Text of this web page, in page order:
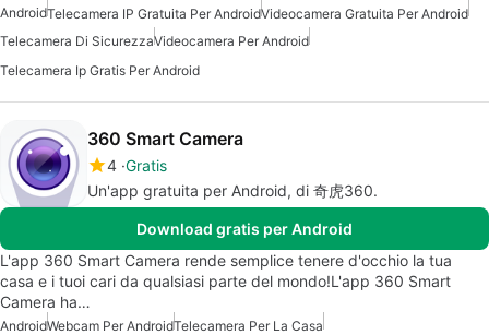
AndroidTelecamera IP Gratuita Per AndroidVideocamera Gratuita Per Android
Telecamera Di SicurezzaVideocamera Per Android
Telecamera Ip Gratis Per Android
360 Smart Camera
4 Gratis
Un'app gratuita per Android, di 奇虎360.
Download gratis per Android
L'app 360 Smart Camera rende semplice tenere d'occhio la tua
casa e i tuoi cari da qualsiasi parte del mondo!L'app 360 Smart
Camera ha…
AndroidWebcam Per AndroidTelecamera Per La Casa